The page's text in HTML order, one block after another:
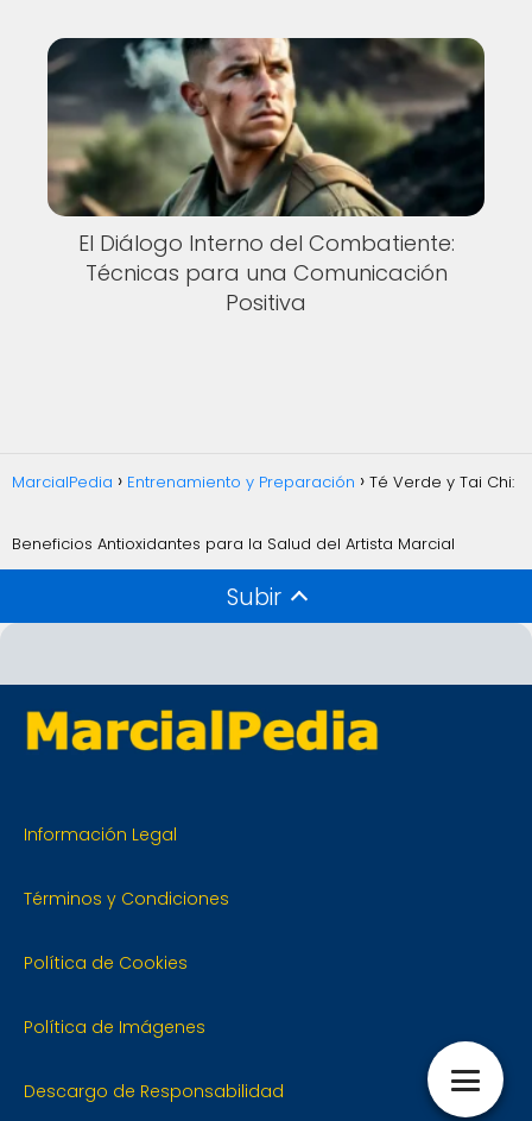
El Diálogo Interno del Combatiente:
Técnicas para una Comunicación
Positiva
MarcialPedia Entrenamiento y Preparación Té Verde y Tai Chi:
Beneficios Antioxidantes para la Salud del Artista Marcial
Subir
Información Legal
Términos y Condiciones
Política de Cookies
Política de Imágenes
Descargo de Responsabilidad